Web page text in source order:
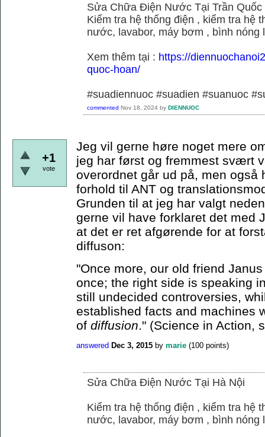
Sửa Chữa Điện Nước Tại Trần Quốc
Kiểm tra hệ thống điện , kiểm tra hệ
nước, lavabor, máy bơm , bình nóng
Xem thêm tại : https://
quoc-hoan/
#suadiennuoc #suadien #suanuoc
commented Nov 18, 2024 by DIENNUOC
+1
vote
Jeg vil gerne høre noget mere
jeg har først og fremmest svært
overordnet går ud på, men også
forhold til ANT og
Grunden til at jeg har valgt
gerne vil have forklaret det med
at det er ret afgørende for at
diffuson:
"Once more, our old friend
once; the right side is speaking
still undecided controversies,
established facts and machines
of diffusion ." (Science in Action,
answered Dec 3, 2015 by marie (100 points)
Sửa Chữa Điện Nước Tại Hà Nội
Kiểm tra hệ thống điện , kiểm tra hệ
nước, lavabor, máy bơm , bình nóng